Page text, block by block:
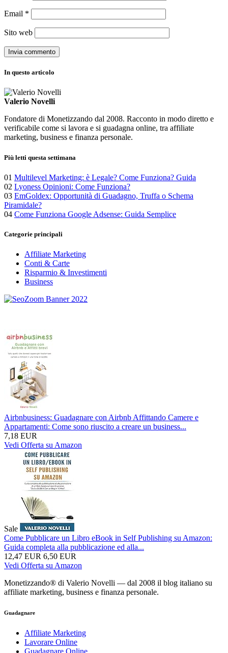
Email *
Sito web
In questo articolo
Valerio Novelli
Fondatore di Monetizzando dal 2008. Racconto in modo diretto e
verificabile come si lavora e si guadagna online, tra affiliate
marketing, business e finanza personale.
Più letti questa settimana
01 Multilevel Marketing: è Legale? Come Funziona? Guida
02 Lyoness Opinioni: Come Funziona?
03 EmGoldex: Opportunità di Guadagno, Truffa o Schema
Piramidale?
04 Come Funziona Google Adsense: Guida Semplice
Categorie principali
Affiliate Marketing
Conti & Carte
Risparmio & Investimenti
Business
Airbnbusiness: Guadagnare con Airbnb Affittando Camere e
Appartamenti: Come sono riuscito a creare un business...
7,18 EUR
Vedi Offerta su Amazon
Sale
Come Pubblicare un Libro eBook in Self Publishing su Amazon:
Guida completa alla pubblicazione ed alla...
12,47 EUR 6,50 EUR
Vedi Offerta su Amazon
Monetizzando® di Valerio Novelli — dal 2008 il blog italiano su
affiliate marketing, business e finanza personale.
Guadagnare
Affiliate Marketing
Lavorare Online
Guadagnare Online